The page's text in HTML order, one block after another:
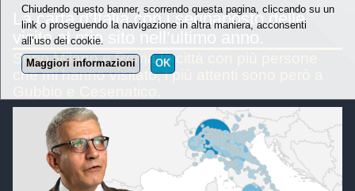
La carta d’Italia con i segnaposto delle
visite al mio sito nell’ultimo anno.
Sono Milano e Roma le città con più persone
che mi hanno visitato, i più attenti sono però a
Chiudendo questo banner, scorrendo questa pagina, cliccando su un
link o proseguendo la navigazione in altra maniera, acconsenti
all’uso dei cookie.
Maggiori informazioni
OK